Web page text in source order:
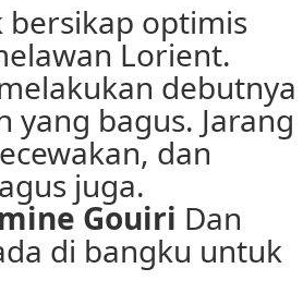
bersikap optimis
Lorient.
debutnya
bagus. Jarang
dan
juga.
Gouiri Dan
di bangku untuk